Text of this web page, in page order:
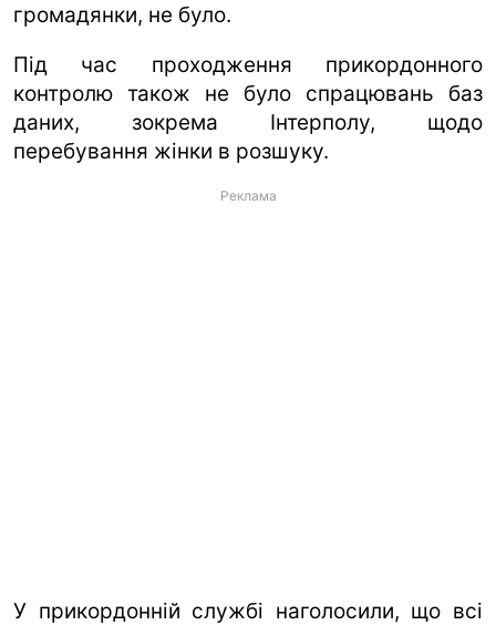
громадянки, не було.
Під час проходження прикордонного
контролю також не було спрацювань баз
даних, зокрема Інтерполу, щодо
перебування жінки в розшуку.
Реклама
У прикордонній службі наголосили, що всі